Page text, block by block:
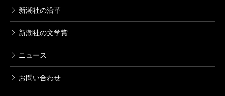
新潮社の沿革
新潮社の文学賞
ニュース
お問い合わせ